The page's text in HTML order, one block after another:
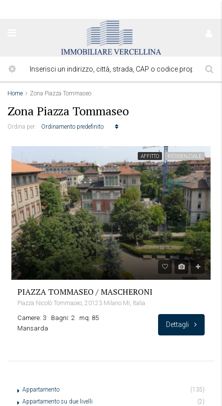
Home Zona Piazza Tommaseo
Zona Piazza Tommaseo
Ordina per: Ordinamento predefinito
AFFITTO RESIDENZIALE
PIAZZA TOMMASEO / MASCHERONI
Piazza Nicolò Tommaseo, 20123 Milano MI, Italia
Camere: 3 Bagni: 2
mq: 85
Mansarda
Dettagli
Appartamento
(135)
Appartamento su due livelli
(2)